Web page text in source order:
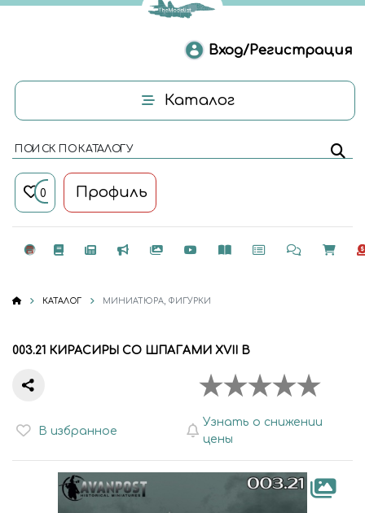
Вход/Регистрация
Каталог
ПОИСК ПО КАТАЛОГУ
0 Профиль
КАТАЛОГ МИНИАТЮРА, ФИГУРКИ
003.21 КИРАСИРЫ СО ШПАГАМИ XVII В
В избранное
Узнать о снижении
цены